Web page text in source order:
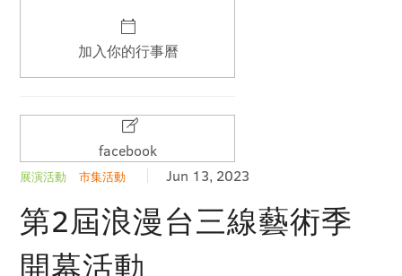
加入你的行事曆
facebook
展演活動 市集活動 Jun 13, 2023
第2屆浪漫台三線藝術季
開幕活動